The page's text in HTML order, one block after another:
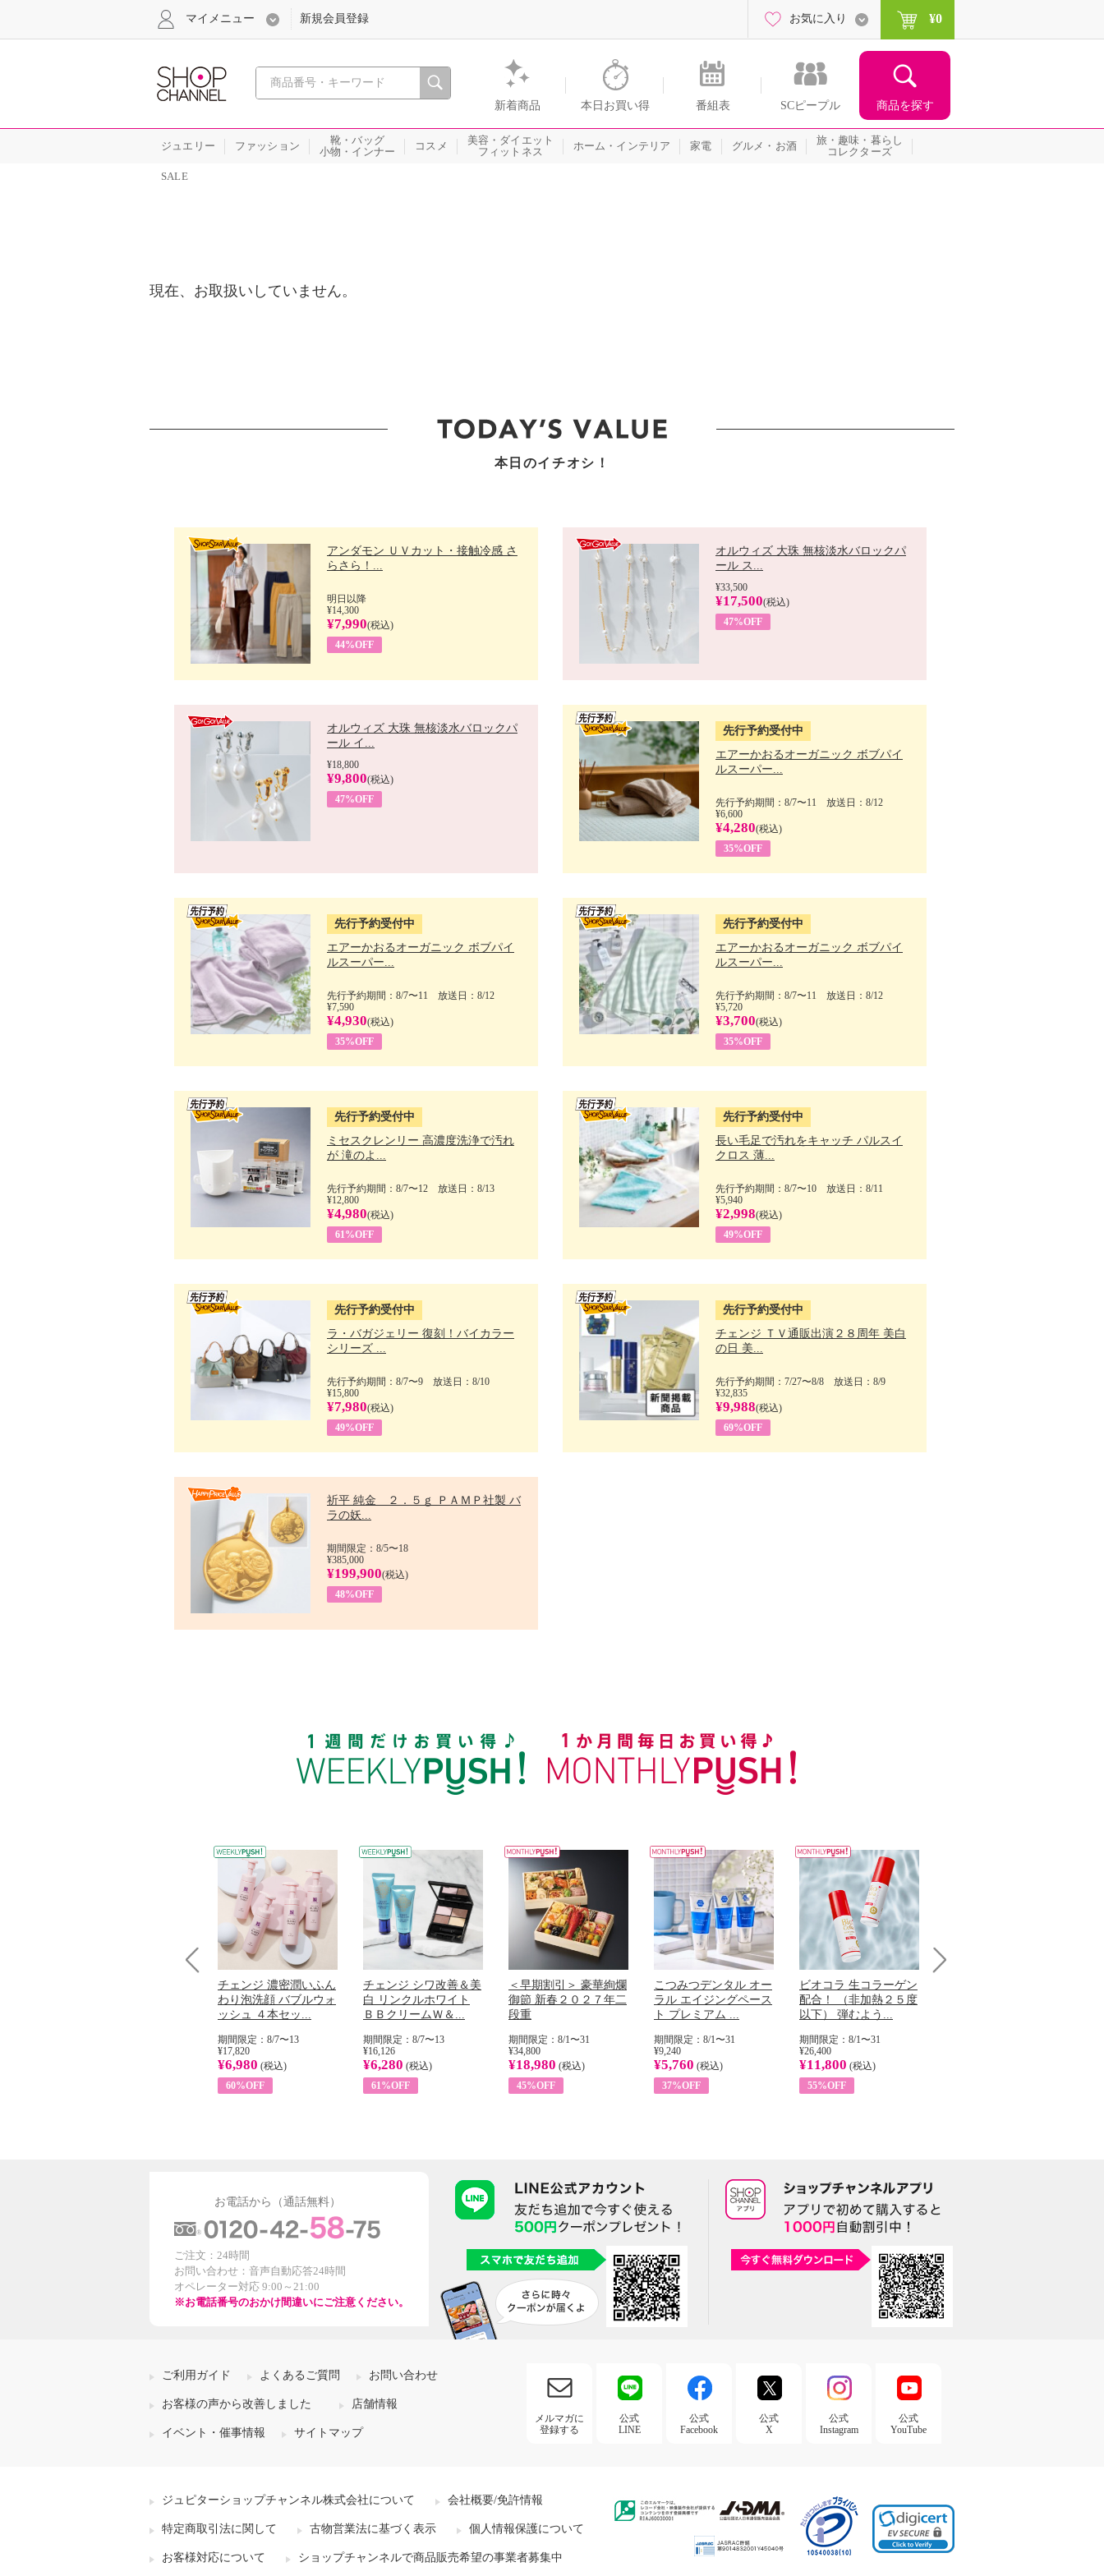
心おどる、瞬間を。通販・テレビショッピングのショップチャンネル
新着商品 本日お買い得 番組表 SCピープル 商品を探す
マイメニュー 新規会員登録 お気に入り ¥0
ジュエリー ファッション
靴・バッグ
小物・インナー
コスメ
美容・ダイエット
フィットネス
ホーム・インテリア 家電 グルメ・お酒
旅・趣味・暮らし
コレクターズ
SALE
現在、お取扱いしていません。
本日のイチオシ！
アンダモン ＵＶカット・接触冷感 さ
らさら！...
明日以降
¥14,300
¥7,990(税込)
44%OFF
オルウィズ 大珠 無核淡水バロックパ
ール ス...
¥33,500
¥17,500(税込)
47%OFF
オルウィズ 大珠 無核淡水バロックパ
ール イ...
¥18,800
¥9,800(税込)
47%OFF
先行予約受付中
エアーかおるオーガニック ボブパイ
ルスーパー...
先行予約期間：8/7〜11 放送日：8/12
¥6,600
¥4,280(税込)
35%OFF
先行予約受付中
エアーかおるオーガニック ボブパイ
ルスーパー...
先行予約期間：8/7〜11 放送日：8/12
¥7,590
¥4,930(税込)
35%OFF
先行予約受付中
エアーかおるオーガニック ボブパイ
ルスーパー...
先行予約期間：8/7〜11 放送日：8/12
¥5,720
¥3,700(税込)
35%OFF
先行予約受付中
ミセスクレンリー 高濃度洗浄で汚れ
が 滝のよ...
先行予約期間：8/7〜12 放送日：8/13
¥12,800
¥4,980(税込)
61%OFF
先行予約受付中
長い毛足で汚れをキャッチ パルスイ
クロス 薄...
先行予約期間：8/7〜10 放送日：8/11
¥5,940
¥2,998(税込)
49%OFF
先行予約受付中
ラ・バガジェリー 復刻！バイカラー
シリーズ ...
先行予約期間：8/7〜9 放送日：8/10
¥15,800
¥7,980(税込)
49%OFF
先行予約受付中
チェンジ ＴＶ通販出演２８周年 美白
の日 美...
先行予約期間：7/27〜8/8 放送日：8/9
¥32,835
¥9,988(税込)
69%OFF
祈平 純金 ２．５ｇ ＰＡＭＰ社製 バ
ラの妖...
期間限定：8/5〜18
¥385,000
¥199,900(税込)
48%OFF
チェンジ 濃密潤いふん
わり泡洗顔 バブルウォ
ッシュ ４本セッ...
期間限定：8/7〜13
¥17,820
¥6,980 (税込)
60%OFF
チェンジ シワ改善＆美
白 リンクルホワイト
ＢＢクリームＷ＆...
期間限定：8/7〜13
¥16,126
¥6,280 (税込)
61%OFF
＜早期割引＞ 豪華絢爛
御節 新春２０２７年二
段重
期間限定：8/1〜31
¥34,800
¥18,980 (税込)
45%OFF
こつみつデンタル オー
ラル エイジングペース
ト プレミアム ...
期間限定：8/1〜31
¥9,240
¥5,760 (税込)
37%OFF
ビオコラ 生コラーゲン
配合！ （非加熱２５度
以下） 弾むよう...
期間限定：8/1〜31
¥26,400
¥11,800 (税込)
55%OFF
お電話から（通話無料）
ご注文：24時間
お問い合わせ：音声自動応答24時間
オペレーター対応 9:00～21:00
※お電話番号のおかけ間違いにご注意ください。
ご利用ガイド よくあるご質問 お問い合わせ
お客様の声から改善しました 店舗情報
イベント・催事情報 サイトマップ
メルマガに
登録する
公式
LINE
公式
Facebook
公式
X
公式
Instagram
公式
YouTube
ジュピターショップチャンネル株式会社について 会社概要/免許情報
特定商取引法に関して 古物営業法に基づく表示 個人情報保護について
お客様対応について ショップチャンネルで商品販売希望の事業者募集中